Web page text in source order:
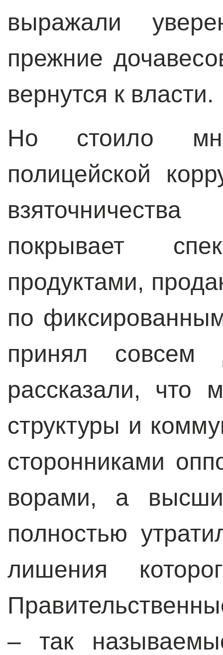
выражали
прежние
вернутся к власти.
Но стоило
полицейской
покрывает
продуктами,
по
принял совсем
рассказали, что
структуры и
сторонниками
ворами, а
полностью
лишения
– так